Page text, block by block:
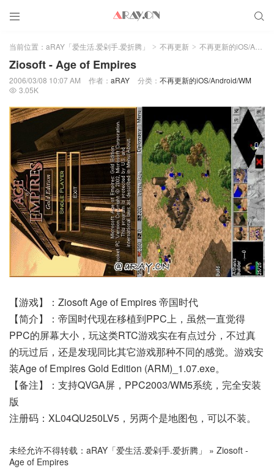
 
当前位置： aRAY「爱生活.爱剁手.爱折腾」 > 不再更新 > 不再更新的iOS/Android/WM
Ziosoft - Age of Empires
2006/03/08 10:07 AM 作者： aRAY 分类： 不再更新的iOS/Android/WM
 3.05K
【游戏】：Ziosoft Age of Empires 帝国时代
【简介】：帝国时代现在移植到PPC上，虽然一直觉得
PPC的屏幕大小，玩这类RTC游戏实在有点过分，不过真
的玩过后，还是发现同比其它游戏那种不同的感觉。游戏安
装Age of Empires Gold Edition (ARM)_1.07.exe。
【备注】：支持QVGA屏，PPC2003/WM5系统，完全安装
版
注册码：XL04QU250LV5，另两个是地图包，可以不装。
未经允许不得转载： aRAY「爱生活.爱剁手.爱折腾」 » Ziosoft -
Age of Empires